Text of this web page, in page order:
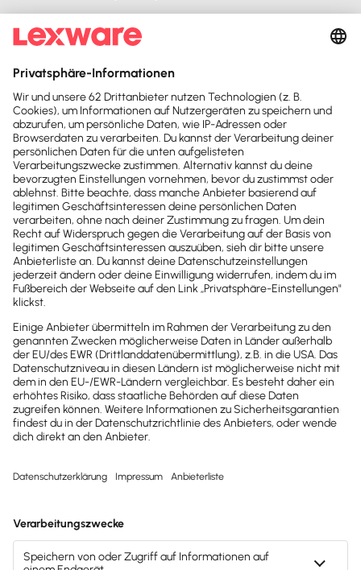
Achtung vor Scheinselbstständigkeit
Achte als Freelancer stets darauf, dass deine
Selbstständigkeit nicht zur Scheinselbstständigkeit
wird. Das kann dann passieren, wenn.
dudauerhaft nur für einen Auftraggeber
arbeitest
duArbeitsort und Arbeitszeit nicht
selbstständigbestimmen kannst
dukeine sozialversicherungspflichtigen
Mitarbeitendenbeschäftigst
Wird bei dir eine Scheinselbstständigkeit
festgestellt, wird deineSelbstständigkeit beendet
und für denAuftraggeber fallen hohe
Nachzahlungenfür die Sozialversicherungsabgaben
an.
Hinweis:Die IHK Frankfurt am Main definiert ein
eine selbstständige Tätigkeit ist der
inwiefern ein unternehmerisches Risiko getragen,
unternehmerische Chancen wahrgenommen und
hierfür beispielsweise Eigenwerbung betrieben